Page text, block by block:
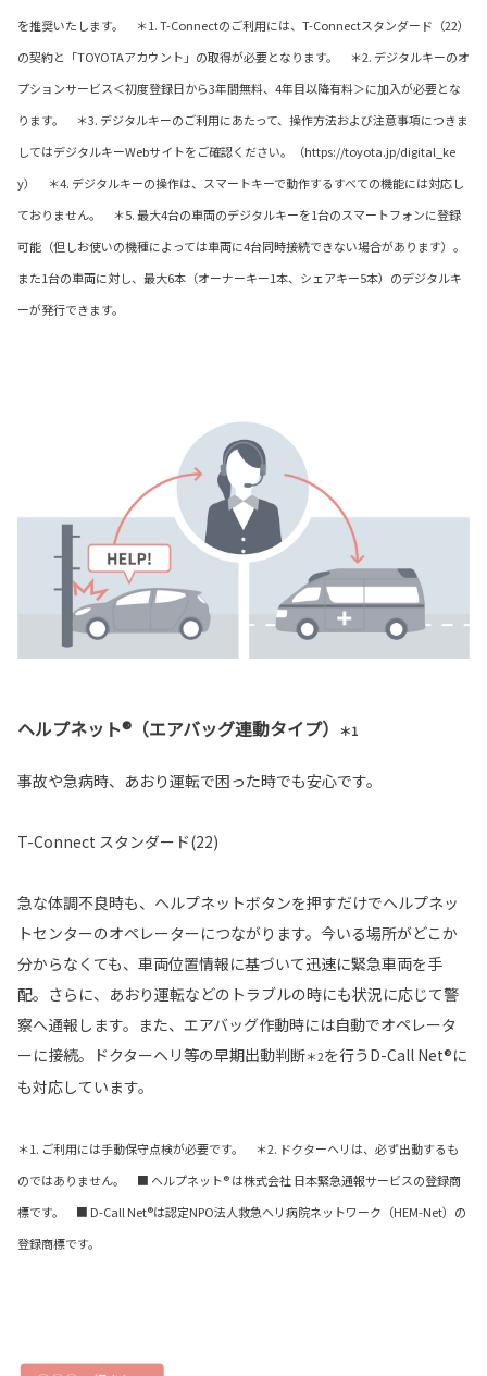
を推奨いたします。 ＊1. T-Connectのご利用には、T-Connectスタンダード（22）
の契約と「TOYOTAアカウント」の取得が必要となります。 ＊2. デジタルキーのオ
プションサービス＜初度登録日から3年間無料、4年目以降有料＞に加入が必要とな
ります。 ＊3. デジタルキーのご利用にあたって、操作方法および注意事項につきま
してはデジタルキーWebサイトをご確認ください。（https://toyota.jp/digital_ke
y） ＊4. デジタルキーの操作は、スマートキーで動作するすべての機能には対応し
ておりません。 ＊5. 最大4台の車両のデジタルキーを1台のスマートフォンに登録
可能（但しお使いの機種によっては車両に4台同時接続できない場合があります）。
また1台の車両に対し、最大6本（オーナーキー1本、シェアキー5本）のデジタルキ
ーが発行できます。
ヘルプネット®（エアバッグ連動タイプ） ＊1
事故や急病時、あおり運転で困った時でも安心です。
T-Connect スタンダード(22)
急な体調不良時も、ヘルプネットボタンを押すだけでヘルプネッ
トセンターのオペレーターにつながります。今いる場所がどこか
分からなくても、車両位置情報に基づいて迅速に緊急車両を手
配。さらに、あおり運転などのトラブルの時にも状況に応じて警
察へ通報します。また、エアバッグ作動時には自動でオペレータ
ーに接続。ドクターヘリ等の早期出動判断＊2を行うD-Call Net®に
も対応しています。
＊1. ご利用には手動保守点検が必要です。 ＊2. ドクターヘリは、必ず出動するも
のではありません。 ■ ヘルプネット® は株式会社 日本緊急通報サービスの登録商
標です。 ■ D-Call Net®は認定NPO法人救急ヘリ病院ネットワーク（HEM-Net）の
登録商標です。